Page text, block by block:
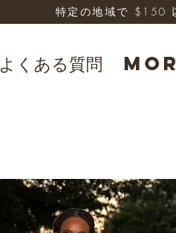
よくある質問
特定の地域で $150